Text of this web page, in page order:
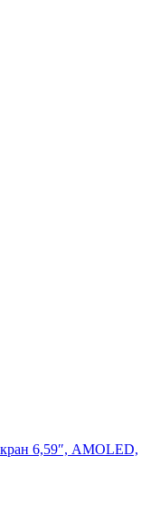
6,59″, AMOLED,